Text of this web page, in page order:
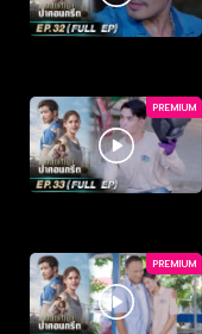
PREMIUM
PREMIUM